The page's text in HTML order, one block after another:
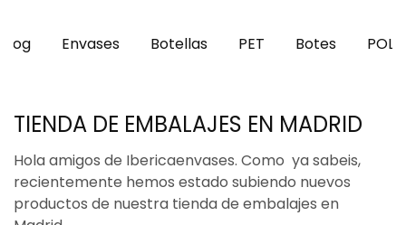
Blog Envases Botellas PET Botes
TIENDA DE EMBALAJES EN MADRID
Hola amigos de Ibericaenvases. Como ya sabeis,
recientemente hemos estado subiendo nuevos
productos de nuestra tienda de embalajes en